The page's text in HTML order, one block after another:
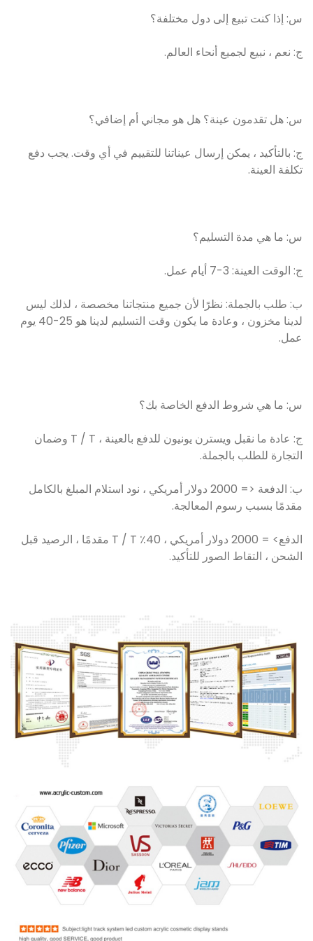
س: إذا كنت تبيع إلى دول مختلفة؟
ج: نعم ، نبيع لجميع أنحاء العالم.
س: هل تقدمون عينة؟ هل هو مجاني أم إضافي؟
ج: بالتأكيد ، يمكن إرسال عيناتنا للتقييم في أي وقت. يجب دفع
تكلفة العينة.
س: ما هي مدة التسليم؟
ج: الوقت العينة: 3-7 أيام عمل.
ب: طلب بالجملة: نظرًا لأن جميع منتجاتنا مخصصة ، لذلك ليس
لدينا مخزون ، وعادة ما يكون وقت التسليم لدينا هو 25-40 يوم
عمل.
س: ما هي شروط الدفع الخاصة بك؟
ج: عادة ما نقبل ويسترن يونيون للدفع بالعينة ، T / T وضمان
التجارة للطلب بالجملة.
ب: الدفعة <= 2000 دولار أمريكي ، نود استلام المبلغ بالكامل
مقدمًا بسبب رسوم المعالجة.
الدفع> = 2000 دولار أمريكي ، 40٪ T / T مقدمًا ، الرصيد قبل
الشحن ، التقاط الصور للتأكيد.